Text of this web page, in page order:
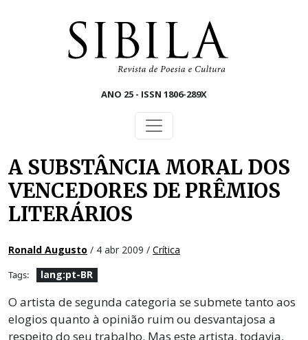
ANO 25 - ISSN 1806-289X
A SUBSTÂNCIA MORAL DOS
VENCEDORES DE PRÊMIOS
LITERÁRIOS
Ronald Augusto / 4 abr 2009 / Crítica
Tags: lang:pt-BR
O artista de segunda categoria se submete tanto aos
elogios quanto à opinião ruim ou desvantajosa a
respeito do seu trabalho. Mas este artista, todavia,